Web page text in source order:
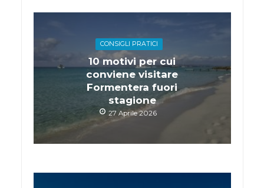
CONSIGLI PRATICI
10 motivi per cui
conviene visitare
Formentera fuori
stagione
27 Aprile 2026